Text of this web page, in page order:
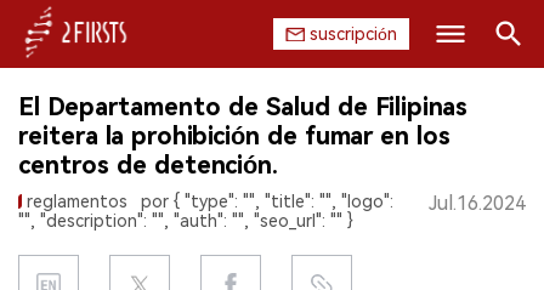
suscripción
INICIO
EMPRESA
Buscar
El Departamento de Salud de Filipinas
reitera la prohibición de fumar en los
centros de detención.
reglamentos
por { "type": "", "title": "", "logo":
"", "description": "", "auth": "", "seo_url": "" }
Jul.16.2024